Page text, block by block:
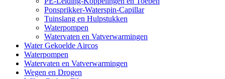
Ponsprikker-Waterspin-Capillar
Tuinslang en Hulpstukken
Waterpompen
Watervaten en Vatverwarmingen
Water Gekoelde Aircos
Waterpompen
Watervaten en Vatverwarmingen
Wegen en Drogen